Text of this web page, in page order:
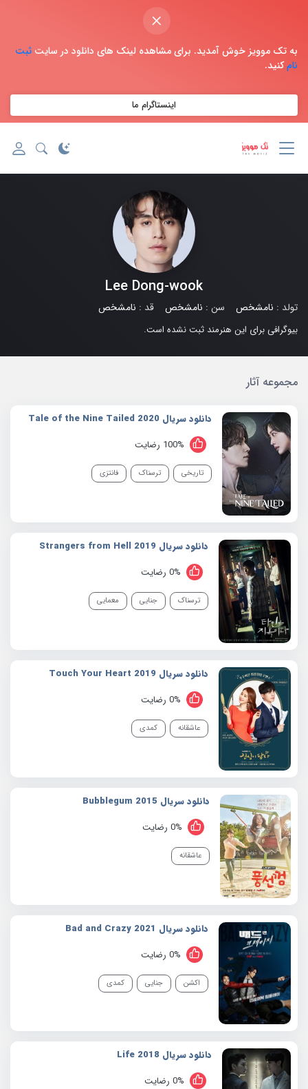
×
به تک موویز خوش آمدید. برای مشاهده لینک های دانلود در سایت ثبت
نامکنید.
اینستاگرام ما
Lee Dong-wook
تولد : نامشخص سن : نامشخص قد : نامشخص
بیوگرافی برای این هنرمند ثبت نشده است.
مجموعه آثار
دانلود سریال 2020 Tale of the Nine Tailed
100% رضایت
تاریخی ترسناک فانتزی
دانلود سریال 2019 Strangers from Hell
0% رضایت
ترسناک جنایی معمایی
دانلود سریال 2019 Touch Your Heart
0% رضایت
عاشقانه کمدی
دانلود سریال 2015 Bubblegum
0% رضایت
عاشقانه
دانلود سریال 2021 Bad and Crazy
0% رضایت
اکشن جنایی کمدی
دانلود سریال 2018 Life
0% رضایت